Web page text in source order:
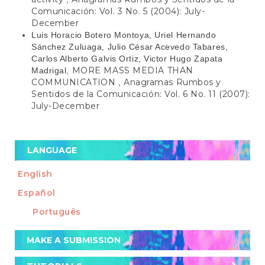
Comunicación: Vol. 3 No. 5 (2004): July-
December
Luis Horacio Botero Montoya, Uriel Hernando
Sánchez Zuluaga, Julio César Acevedo Tabares,
Carlos Alberto Galvis Ortiz, Victor Hugo Zapata
Madrigal,
MORE MASS MEDIA THAN
COMMUNICATION
Anagramas Rumbos y
Sentidos de la Comunicación: Vol. 6 No. 11 (2007):
July-December
LANGUAGE
English
Español
Português
Make
a
MAKE A SUBMISSION